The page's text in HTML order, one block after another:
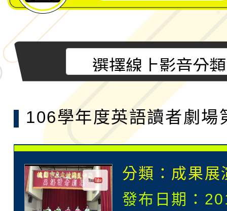
106學年度英語讀者劇場
班
分類： 成果展
發布日期：